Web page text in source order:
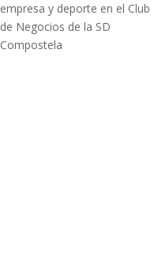
empresa y deporte en el Club
de Negocios de la SD
Compostela